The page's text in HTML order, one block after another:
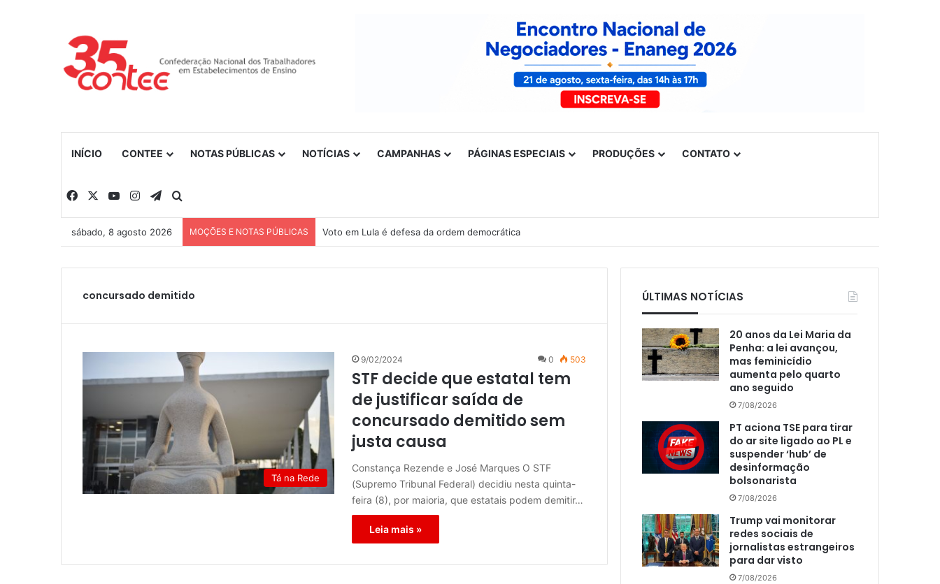
INÍCIO CONTEE NOTAS PÚBLICAS NOTÍCIAS CAMPANHAS PÁGINAS ESPECIAIS PRODUÇÕES CONTATO
Facebook YouTubeInstagramTelegram
sábado, 8 agosto 2026 MOÇÕES E NOTAS PÚBLICAS Voto em Lula é defesa da ordem democrática
concursado demitido
Tá na Rede
9/02/2024 0 503
STF decide que estatal tem
de justificar saída de
concursado demitido sem
justa causa
Constança Rezende e José Marques O STF
(Supremo Tribunal Federal) decidiu nesta quinta-
feira (8), por maioria, que estatais podem demitir…
Leia mais »
ÚLTIMAS NOTÍCIAS
20 anos da Lei Maria da
Penha: a lei avançou,
mas feminicídio
aumenta pelo quarto
ano seguido
7/08/2026
PT aciona TSE para tirar
do ar site ligado ao PL e
suspender ‘hub’ de
desinformação
bolsonarista
7/08/2026
Trump vai monitorar
redes sociais de
jornalistas estrangeiros
para dar visto
7/08/2026